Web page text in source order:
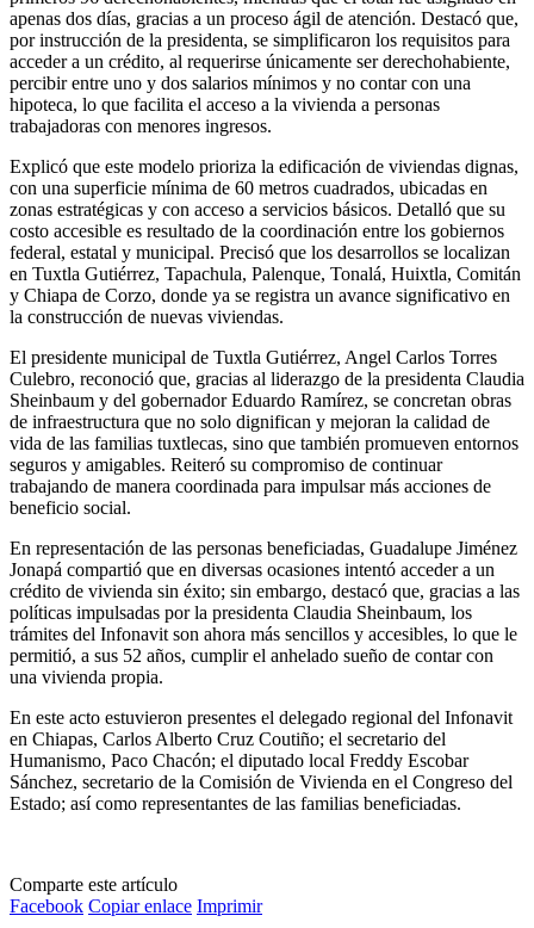
apenas dos días, gracias a un proceso ágil de atención. Destacó que,
por instrucción de la presidenta, se simplificaron los requisitos para
acceder a un crédito, al requerirse únicamente ser derechohabiente,
percibir entre uno y dos salarios mínimos y no contar con una
hipoteca, lo que facilita el acceso a la vivienda a personas
trabajadoras con menores ingresos.
Explicó que este modelo prioriza la edificación de viviendas dignas,
con una superficie mínima de 60 metros cuadrados, ubicadas en
zonas estratégicas y con acceso a servicios básicos. Detalló que su
costo accesible es resultado de la coordinación entre los gobiernos
federal, estatal y municipal. Precisó que los desarrollos se localizan
en Tuxtla Gutiérrez, Tapachula, Palenque, Tonalá, Huixtla, Comitán
y Chiapa de Corzo, donde ya se registra un avance significativo en
la construcción de nuevas viviendas.
El presidente municipal de Tuxtla Gutiérrez, Angel Carlos Torres
Culebro, reconoció que, gracias al liderazgo de la presidenta Claudia
Sheinbaum y del gobernador Eduardo Ramírez, se concretan obras
de infraestructura que no solo dignifican y mejoran la calidad de
vida de las familias tuxtlecas, sino que también promueven entornos
seguros y amigables. Reiteró su compromiso de continuar
trabajando de manera coordinada para impulsar más acciones de
beneficio social.
En representación de las personas beneficiadas, Guadalupe Jiménez
Jonapá compartió que en diversas ocasiones intentó acceder a un
crédito de vivienda sin éxito; sin embargo, destacó que, gracias a las
políticas impulsadas por la presidenta Claudia Sheinbaum, los
trámites del Infonavit son ahora más sencillos y accesibles, lo que le
permitió, a sus 52 años, cumplir el anhelado sueño de contar con
una vivienda propia.
En este acto estuvieron presentes el delegado regional del Infonavit
en Chiapas, Carlos Alberto Cruz Coutiño; el secretario del
Humanismo, Paco Chacón; el diputado local Freddy Escobar
Sánchez, secretario de la Comisión de Vivienda en el Congreso del
Estado; así como representantes de las familias beneficiadas.
Comparte este artículo
Facebook Copiar enlace Imprimir